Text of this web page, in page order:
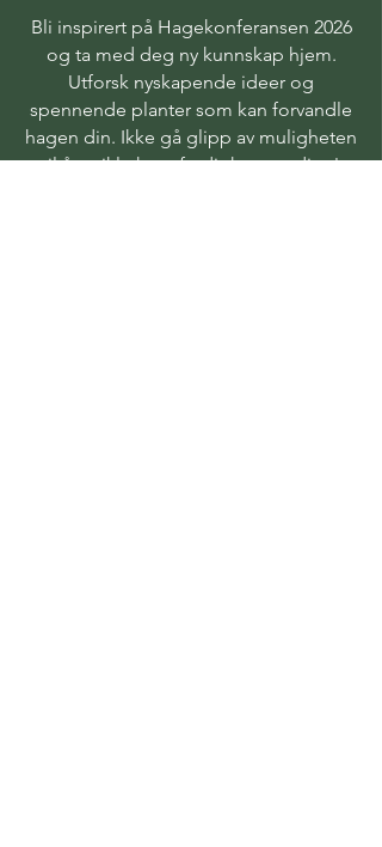
Bli inspirert på Hagekonferansen 2026
og ta med deg ny kunnskap hjem.
Utforsk nyskapende ideer og
spennende planter som kan forvandle
hagen din. Ikke gå glipp av muligheten
til å utvikle hageferdighetene dine!